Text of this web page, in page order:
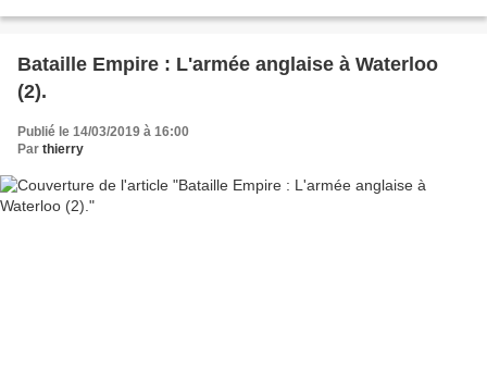
Bataille Empire : L'armée anglaise à Waterloo
(2).
Publié le 14/03/2019 à 16:00
Par thierry